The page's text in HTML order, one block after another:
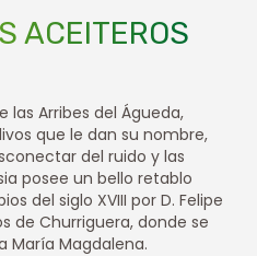
ACEITEROS
las Arribes del Águeda,
que le dan su nombre,
del ruido y las
posee un bello retablo
del siglo XVIII por D. Felipe
de Churriguera, donde se
María Magdalena.